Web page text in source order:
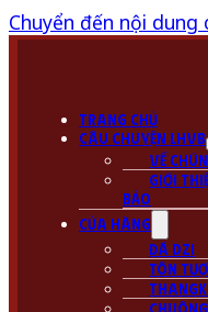
Chuyển đến nội dung
Trang chủ
Câu chuyện LHVB
Về
Giới
Bảo
Cửa hàng
Đá Dzi
Tôn